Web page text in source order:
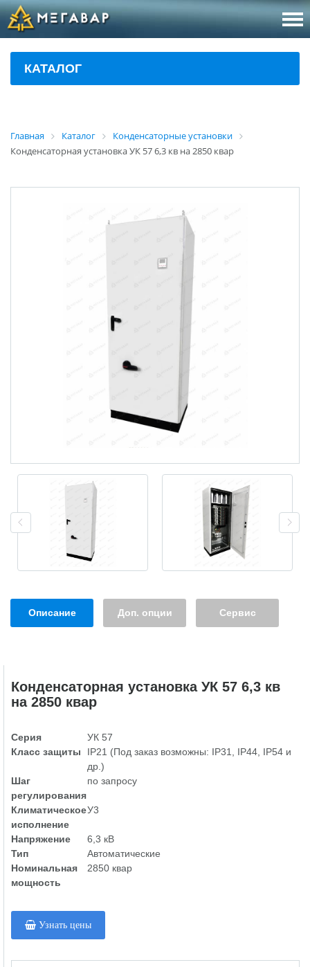
8
КАТАЛОГ
Главная Каталог
Конденсаторные установки
Конденсаторная установка УК 57 6,3 кв на 2850 квар
Описание Доп. опции Сервис
Конденсаторная установка УК 57 6,3 кв
на 2850 квар
Серия
УК 57
Класс защиты
IP21 (Под заказ возможны: IP31, IP44, IP54 и
др.)
Шаг
регулирования
по запросу
Климатическое
исполнение
У3
Напряжение
6,3 кВ
Тип
Автоматические
Номинальная
мощность
2850 квар
Узнать цены